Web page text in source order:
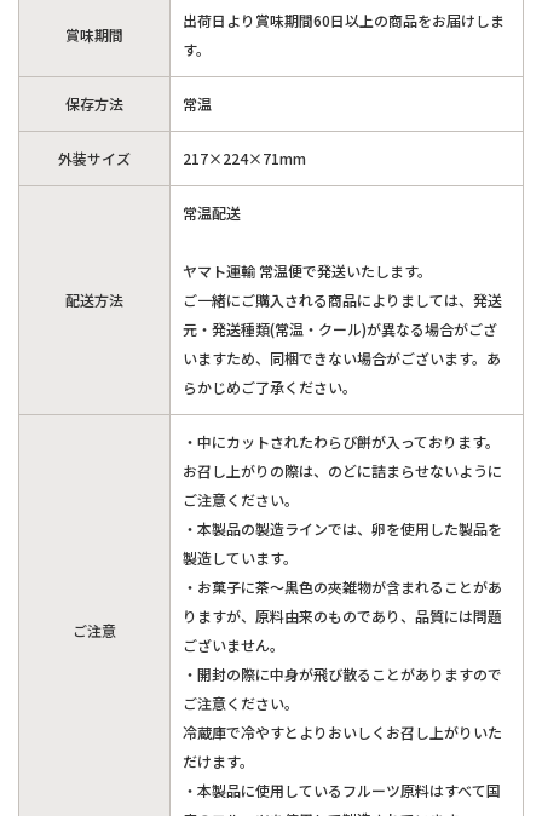
賞味期間
出荷日より賞味期間60日以上の商品をお届けしま
す。
保存方法 常温
外装サイズ 217×224×71mm
配送方法
常温配送
ヤマト運輸 常温便で発送いたします。
ご一緒にご購入される商品によりましては、発送
元・発送種類(常温・クール)が異なる場合がござ
いますため、同梱できない場合がございます。あ
らかじめご了承ください。
ご注意
・中にカットされたわらび餅が入っております。
お召し上がりの際は、のどに詰まらせないように
ご注意ください。
・本製品の製造ラインでは、卵を使用した製品を
製造しています。
・お菓子に茶～黒色の夾雑物が含まれることがあ
りますが、原料由来のものであり、品質には問題
ございません。
・開封の際に中身が飛び散ることがありますので
ご注意ください。
冷蔵庫で冷やすとよりおいしくお召し上がりいた
だけます。
・本製品に使用しているフルーツ原料はすべて国